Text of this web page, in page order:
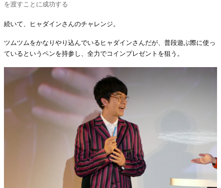
を渡すことに成功する
続いて、ヒャダインさんのチャレンジ。
ツムツムをかなりやり込んでいるヒャダインさんだが、普段遊ぶ際に使っ
ているというペンを持参し、全力でコインプレゼントを狙う。